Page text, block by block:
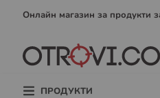
Онлайн магазин за продукти
ПРОДУКТИ